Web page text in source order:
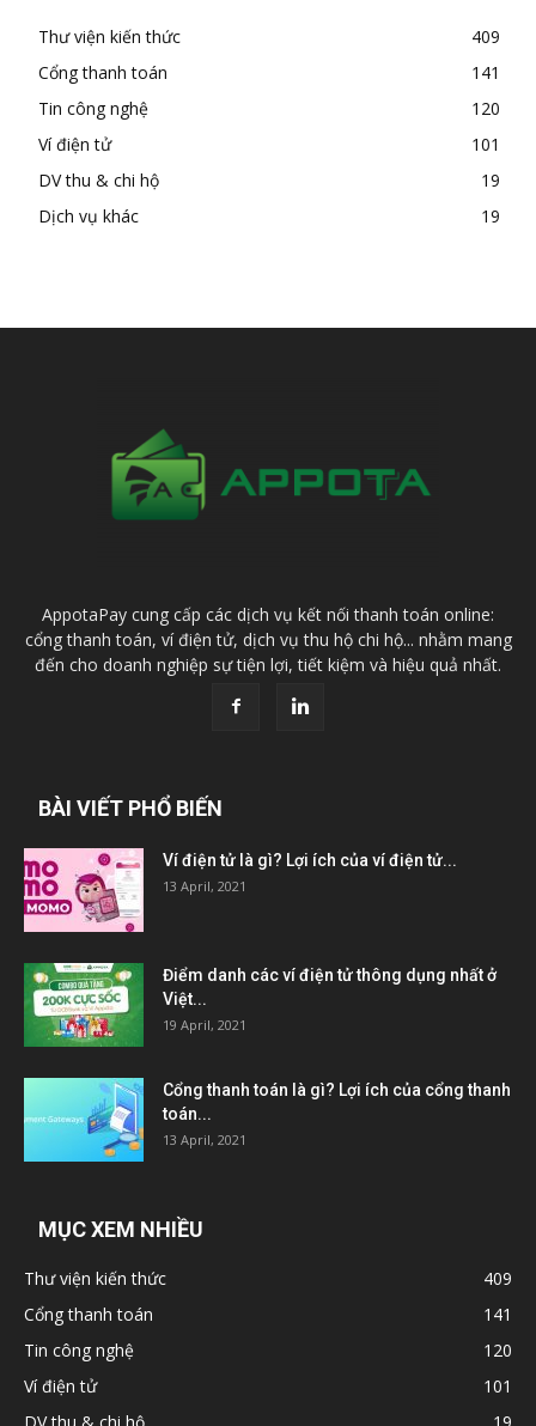
Thư viện kiến thức
409
Cổng thanh toán
141
Tin công nghệ
120
Ví điện tử
101
DV thu & chi hộ
19
Dịch vụ khác
19
AppotaPay cung cấp các dịch vụ kết nối thanh toán online:
cổng thanh toán, ví điện tử, dịch vụ thu hộ chi hộ... nhằm mang
đến cho doanh nghiệp sự tiện lợi, tiết kiệm và hiệu quả nhất.
BÀI VIẾT PHỔ BIẾN
Ví điện tử là gì? Lợi ích của ví điện tử...
13 April, 2021
Điểm danh các ví điện tử thông dụng nhất ở
Việt...
19 April, 2021
Cổng thanh toán là gì? Lợi ích của cổng thanh
toán...
13 April, 2021
MỤC XEM NHIỀU
Thư viện kiến thức
409
Cổng thanh toán
141
Tin công nghệ
120
Ví điện tử
101